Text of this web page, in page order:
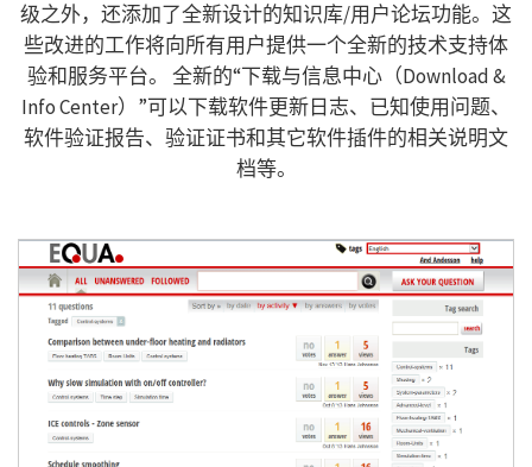
级之外，还添加了全新设计的知识库/用户论坛功能。这
些改进的工作将向所有用户提供一个全新的技术支持体
验和服务平台。 全新的“下载与信息中心（Download &
Info Center）”可以下载软件更新日志、已知使用问题、
软件验证报告、验证证书和其它软件插件的相关说明文
档等。